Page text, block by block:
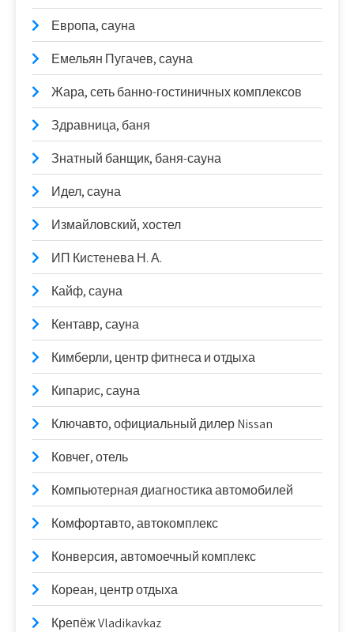
Европа, сауна
Емельян Пугачев, сауна
Жара, сеть банно-гостиничных комплексов
Здравница, баня
Знатный банщик, баня-сауна
Идел, сауна
Измайловский, хостел
ИП Кистенева Н. А.
Кайф, сауна
Кентавр, сауна
Кимберли, центр фитнеса и отдыха
Кипарис, сауна
Ключавто, официальный дилер Nissan
Ковчег, отель
Компьютерная диагностика автомобилей
Комфортавто, автокомплекс
Конверсия, автомоечный комплекс
Кореан, центр отдыха
Крепёж Vladikavkaz